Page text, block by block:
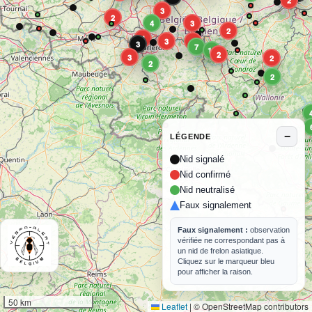
3
2
3
3
3
4
2
3
2
4
2
4
2
2
15
7
50 km Leaflet | © OpenStreetMap contributors
LÉGENDE −
Nid signalé
Nid confirmé
Nid neutralisé
Faux signalement
Faux signalement : observation
vérifiée ne correspondant pas à
un nid de frelon asiatique.
Cliquez sur le marqueur bleu
pour afficher la raison.